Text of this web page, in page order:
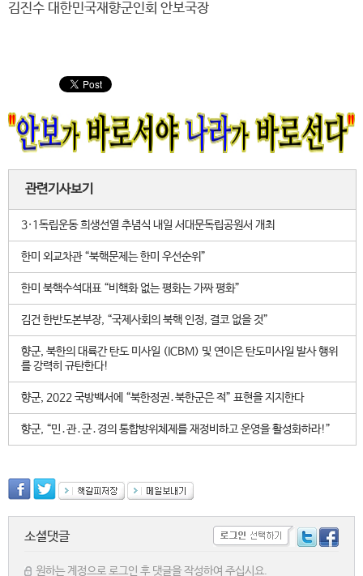
김진수 대한민국재향군인회 안보국장
관련기사보기
3·1독립운동 희생선열 추념식 내일 서대문독립공원서 개최
한미 외교차관 “북핵문제는 한미 우선순위”
한미 북핵수석대표 “비핵화 없는 평화는 가짜 평화”
김건 한반도본부장, “국제사회의 북핵 인정, 결코 없을 것”
향군, 북한의 대륙간 탄도 미사일 (ICBM) 및 연이은 탄도미사일 발사 행위
를 강력히 규탄한다!
향군, 2022 국방백서에 “북한정권․북한군은 적” 표현을 지지한다
향군, “민․관․군․경의 통합방위체제를 재정비하고 운영을 활성화하라!”
소셜댓글
원하는 계정으로 로그인 후 댓글을 작성하여 주십시요.